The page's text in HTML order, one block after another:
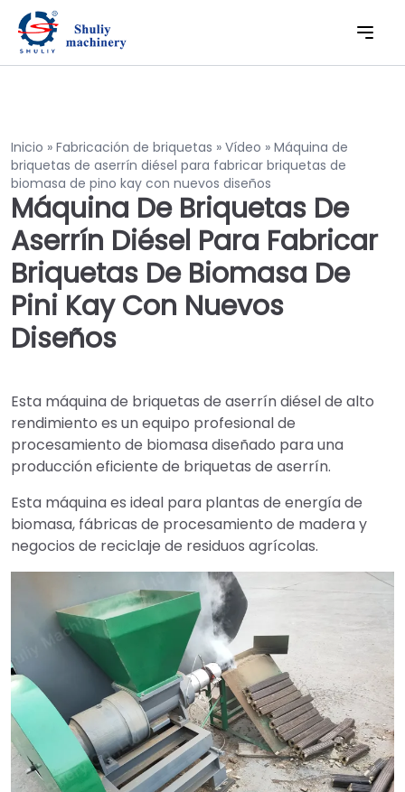
Inicio » Fabricación de briquetas » Vídeo » Máquina de
briquetas de aserrín diésel para fabricar briquetas de
biomasa de pino kay con nuevos diseños
Máquina De Briquetas De
Aserrín Diésel Para Fabricar
Briquetas De Biomasa De
Pini Kay Con Nuevos
Diseños
Esta máquina de briquetas de aserrín diésel de alto
rendimiento es un equipo profesional de
procesamiento de biomasa diseñado para una
producción eficiente de briquetas de aserrín.
Esta máquina es ideal para plantas de energía de
biomasa, fábricas de procesamiento de madera y
negocios de reciclaje de residuos agrícolas.